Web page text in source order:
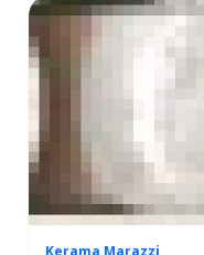
Kerama Marazzi